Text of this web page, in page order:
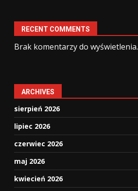
RECENT COMMENTS
Brak komentarzy do wyświetlenia.
ARCHIVES
sierpień 2026
lipiec 2026
czerwiec 2026
maj 2026
kwiecień 2026